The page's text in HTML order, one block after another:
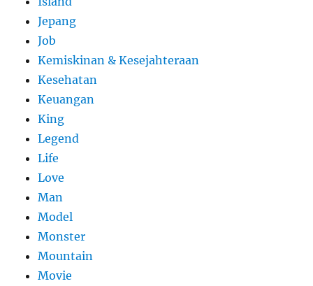
Jepang
Job
Kemiskinan & Kesejahteraan
Kesehatan
Keuangan
King
Legend
Life
Love
Man
Model
Monster
Mountain
Movie